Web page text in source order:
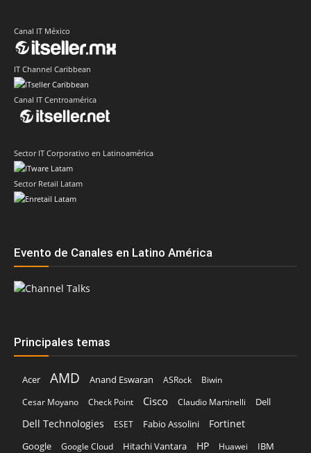
Canal IT México
IT Channel Caribbean
Canal IT Centroamérica
Sector IT Corporativo en Latinoamérica
Sector Retail Latam
Evento de Canales en Latino América
Principales temas
Acer AMD Anand Eswaran ASRock
Biwin
Cesar Moyano
Check Point Cisco Claudio Martinelli Dell
Dell Technologies ESET Fabio Assolini Fortinet
Google Google Cloud Hitachi Vantara HP Huawei IBM